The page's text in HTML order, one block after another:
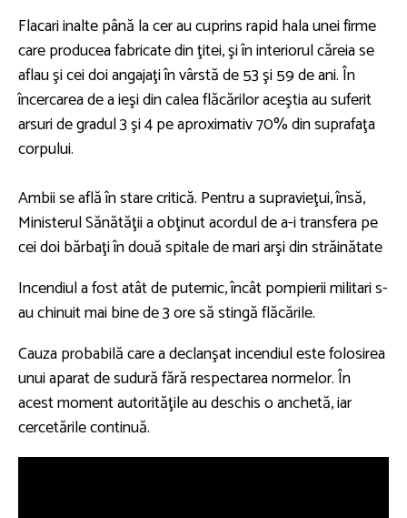
Flacari inalte până la cer au cuprins rapid hala unei firme
care producea fabricate din ţitei, şi în interiorul căreia se
aflau şi cei doi angajaţi în vârstă de 53 şi 59 de ani. În
încercarea de a ieşi din calea flăcărilor aceştia au suferit
arsuri de gradul 3 şi 4 pe aproximativ 70% din suprafaţa
corpului.
Ambii se află în stare critică. Pentru a supravieţui, însă,
Ministerul Sănătăţii a obţinut acordul de a-i transfera pe
cei doi bărbaţi în două spitale de mari arşi din străinătate
Incendiul a fost atât de puternic, încât pompierii militari s-
au chinuit mai bine de 3 ore să stingă flăcările.
Cauza probabilă care a declanşat incendiul este folosirea
unui aparat de sudură fără respectarea normelor. În
acest moment autorităţile au deschis o anchetă, iar
cercetările continuă.